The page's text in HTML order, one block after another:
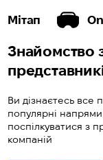
Мітап
Знайомство
Ви дізнаєтесь все
популярні
поспілкуватися з
компаній